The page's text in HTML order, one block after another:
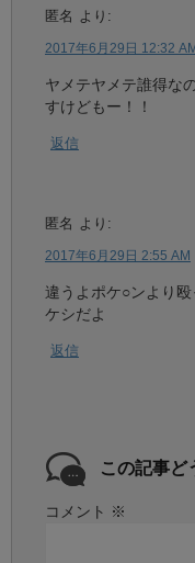
匿名 より:
2017年6月29日 12:32 AM
ヤメテヤメテ誰得な
すけどもー！！
返信
匿名 より:
2017年6月29日 2:55 AM
違うよポケ○ンより
ケシだよ
返信
この記事ど
コメント ※